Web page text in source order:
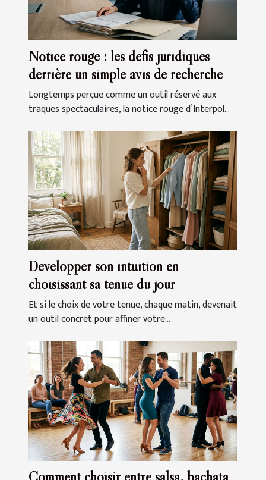
Notice rouge : les défis juridiques
derrière un simple avis de recherche
Longtemps perçue comme un outil réservé aux
traques spectaculaires, la notice rouge d’Interpol...
Développer son intuition en
choisissant sa tenue du jour
Et si le choix de votre tenue, chaque matin, devenait
un outil concret pour affiner votre...
Comment choisir entre salsa, bachata